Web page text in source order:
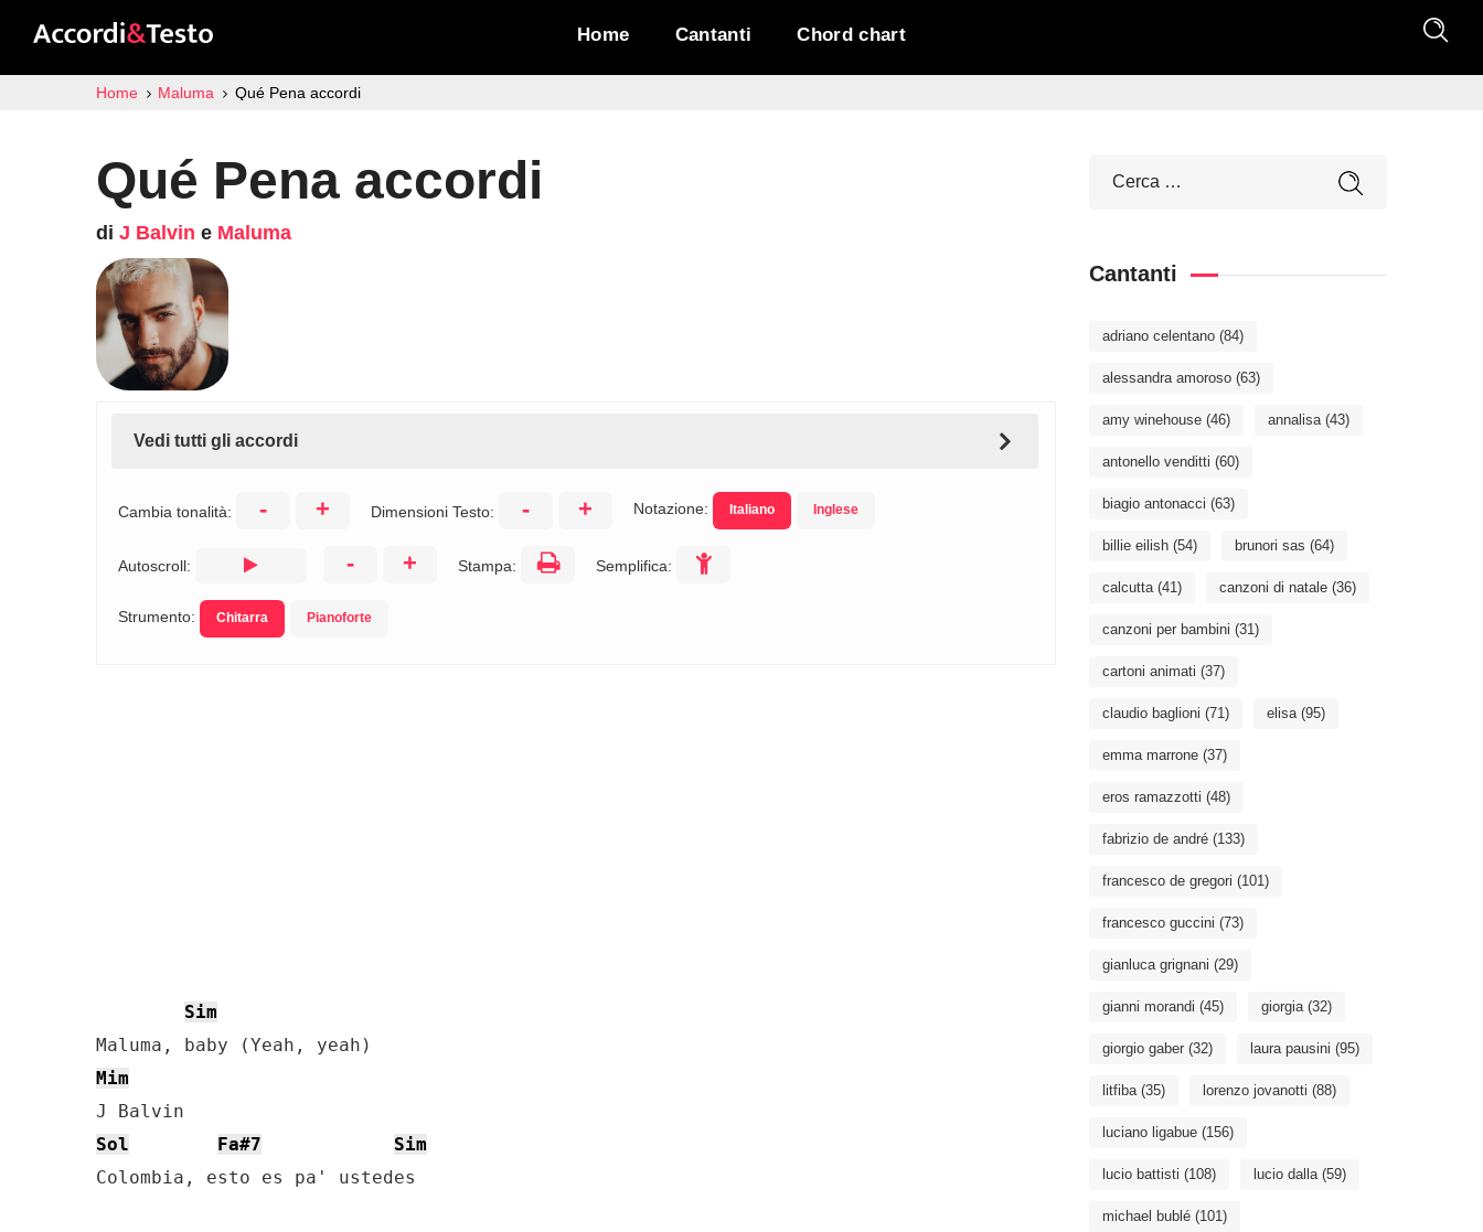
Home Cantanti Chord chart
Home Maluma Qué Pena accordi
Qué Pena accordi
di J Balvin e Maluma
Vedi tutti gli accordi
Cambia tonalità: - + Dimensioni Testo: - + Notazione: Italiano Inglese
Autoscroll: - + Stampa: Semplifica:
Strumento: Chitarra Pianoforte
Sim
Mim
Sol
Fa#7
Sim
Colombia, esto es pa' ustedes
Cantanti
adriano celentano (84)
alessandra amoroso (63)
amy winehouse (46) annalisa(43)
antonello venditti (60)
biagio antonacci (63)
billie eilish (54) brunori sas (64)
calcutta(41) canzoni di natale (36)
canzoni per bambini (31)
cartoni animati (37)
claudio baglioni (71) elisa(95)
emma marrone (37)
eros ramazzotti (48)
fabrizio de andré (133)
francesco de gregori (101)
francesco guccini (73)
gianluca grignani (29)
gianni morandi (45) giorgia(32)
giorgio gaber (32) laura pausini (95)
litfiba(35) lorenzo jovanotti (88)
luciano ligabue (156)
lucio battisti (108) lucio dalla(59)
michael bublé (101)